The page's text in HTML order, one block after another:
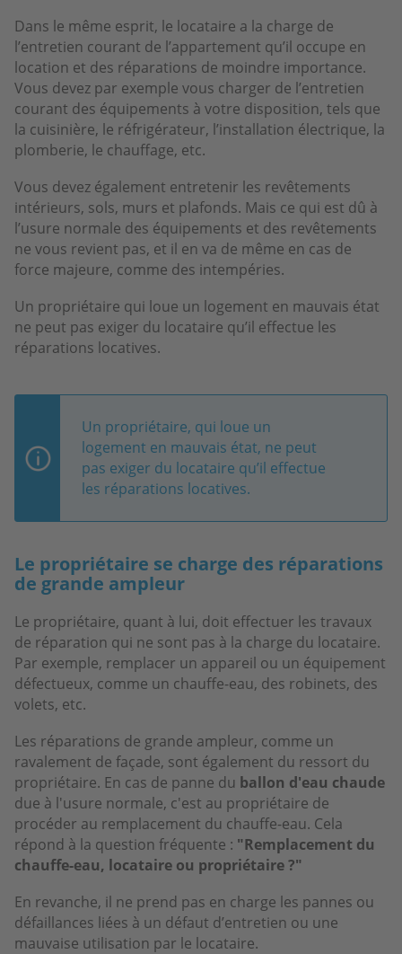
Dans le même esprit, le locataire a la charge de
l’entretien courant de l’appartement qu’il occupe en
location et des réparations de moindre importance.
Vous devez par exemple vous charger de l’entretien
courant des équipements à votre disposition, tels que
la cuisinière, le réfrigérateur, l’installation électrique, la
plomberie, le chauffage, etc.
Vous devez également entretenir les revêtements
intérieurs, sols, murs et plafonds. Mais ce qui est dû à
l’usure normale des équipements et des revêtements
ne vous revient pas, et il en va de même en cas de
force majeure, comme des intempéries.
Un propriétaire qui loue un logement en mauvais état
ne peut pas exiger du locataire qu’il effectue les
réparations locatives.
Un propriétaire, qui loue un
logement en mauvais état, ne peut
pas exiger du locataire qu’il effectue
les réparations locatives.
Le propriétaire se charge des réparations
de grande ampleur
Le propriétaire, quant à lui, doit effectuer les travaux
de réparation qui ne sont pas à la charge du locataire.
Par exemple, remplacer un appareil ou un équipement
défectueux, comme un chauffe-eau, des robinets, des
volets, etc.
Les réparations de grande ampleur, comme un
ravalement de façade, sont également du ressort du
propriétaire. En cas de panne du ballon d'eau chaude
due à l'usure normale, c'est au propriétaire de
procéder au remplacement du chauffe-eau. Cela
répond à la question fréquente : "Remplacement du
chauffe-eau, locataire ou propriétaire ?"
En revanche, il ne prend pas en charge les pannes ou
défaillances liées à un défaut d’entretien ou une
mauvaise utilisation par le locataire.